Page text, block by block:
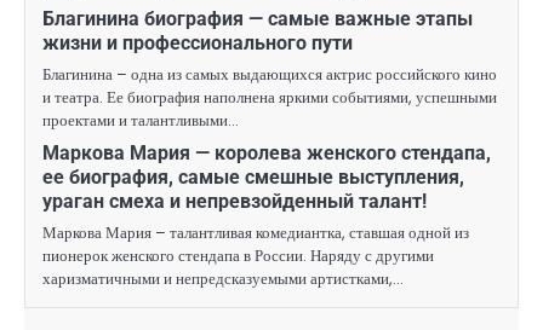
Благинина биография — самые важные этапы
жизни и профессионального пути
Благинина – одна из самых выдающихся актрис российского кино
и театра. Ее биография наполнена яркими событиями, успешными
проектами и талантливыми…
Маркова Мария — королева женского стендапа,
ее биография, самые смешные выступления,
ураган смеха и непревзойденный талант!
Маркова Мария – талантливая комедиантка, ставшая одной из
пионерок женского стендапа в России. Наряду с другими
харизматичными и непредсказуемыми артистками,…